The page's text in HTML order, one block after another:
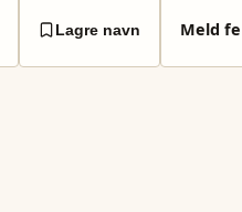
Lagre navn Meld